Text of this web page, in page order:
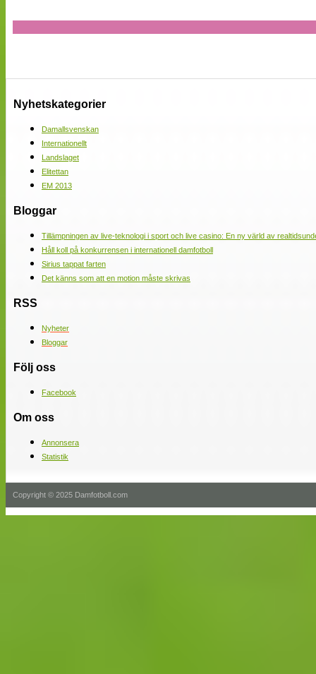
Nyhetskategorier
Damallsvenskan
Internationellt
Landslaget
Elitettan
EM 2013
Bloggar
Tillämpningen av live-teknologi i sport och live casino: En ny värld av
Håll koll på konkurrensen i internationell damfotboll
Sirius tappat farten
Det känns som att en motion måste skrivas
RSS
Nyheter
Bloggar
Följ oss
Facebook
Om oss
Annonsera
Statistik
Copyright © 2025 Damfotboll.com